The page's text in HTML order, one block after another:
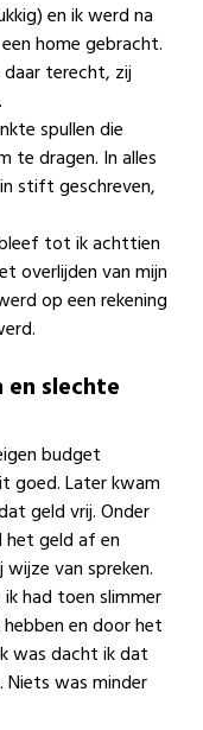
en ik werd na
home gebracht.
terecht, zij
spullen die
te dragen. In alles
stift geschreven,
tot ik achttien
overlijden van mijn
op een rekening
slechte
budget
goed. Later kwam
geld vrij. Onder
het geld af en
van spreken.
had toen slimmer
en door het
was dacht ik dat
Niets was minder